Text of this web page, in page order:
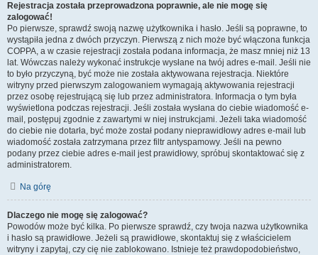
Rejestracja została przeprowadzona poprawnie, ale nie mogę się
zalogować!
Po pierwsze, sprawdź swoją nazwę użytkownika i hasło. Jeśli są poprawne, to
wystąpiła jedna z dwóch przyczyn. Pierwszą z nich może być włączona funkcja
COPPA, a w czasie rejestracji została podana informacja, że masz mniej niż 13
lat. Wówczas należy wykonać instrukcje wysłane na twój adres e-mail. Jeśli nie
to było przyczyną, być może nie została aktywowana rejestracja. Niektóre
witryny przed pierwszym zalogowaniem wymagają aktywowania rejestracji
przez osobę rejestrującą się lub przez administratora. Informacja o tym była
wyświetlona podczas rejestracji. Jeśli została wysłana do ciebie wiadomość e-
mail, postępuj zgodnie z zawartymi w niej instrukcjami. Jeżeli taka wiadomość
do ciebie nie dotarła, być może został podany nieprawidłowy adres e-mail lub
wiadomość została zatrzymana przez filtr antyspamowy. Jeśli na pewno
podany przez ciebie adres e-mail jest prawidłowy, spróbuj skontaktować się z
administratorem.
Na górę
Dlaczego nie mogę się zalogować?
Powodów może być kilka. Po pierwsze sprawdź, czy twoja nazwa użytkownika
i hasło są prawidłowe. Jeżeli są prawidłowe, skontaktuj się z właścicielem
witryny i zapytaj, czy cię nie zablokowano. Istnieje też prawdopodobieństwo,